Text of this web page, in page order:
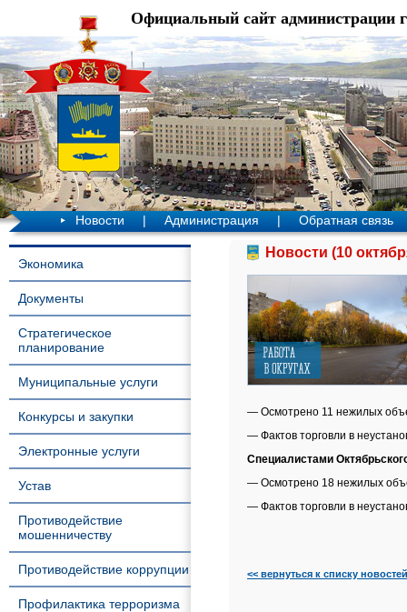
Официальный сайт администрации
Новости | Администрация | Обратная связь
Экономика
Документы
Стратегическое
планирование
Муниципальные услуги
Конкурсы и закупки
Электронные услуги
Устав
Противодействие
мошенничеству
Противодействие коррупции
Профилактика терроризма
Новости (10
— Осмотрено 11 нежилых
— Фактов торговли в
Специалистами
— Осмотрено 18 нежилых
— Фактов торговли в
<< вернуться к списку новостей